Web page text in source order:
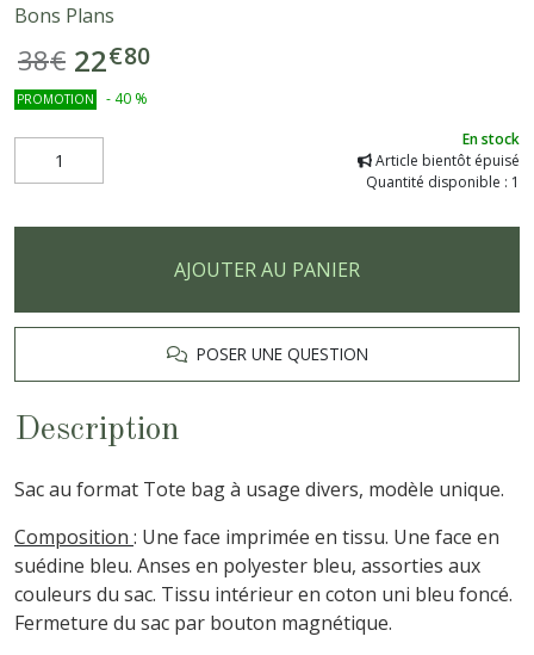
Bons Plans
38€ 22€80
PROMOTION - 40 %
En stock
Article bientôt épuisé
Quantité disponible : 1
AJOUTER AU PANIER
POSER UNE QUESTION
Description
Sac au format Tote bag à usage divers, modèle unique.
Composition : Une face imprimée en tissu. Une face en
suédine bleu. Anses en polyester bleu, assorties aux
couleurs du sac. Tissu intérieur en coton uni bleu foncé.
Fermeture du sac par bouton magnétique.